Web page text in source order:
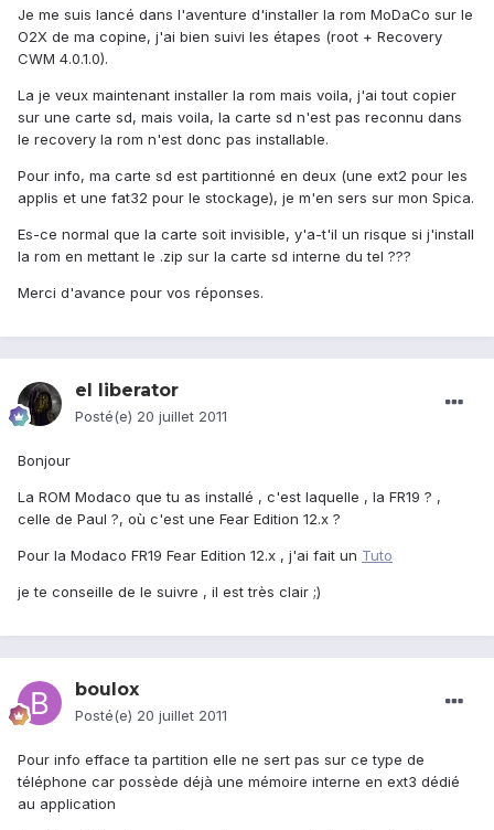
Je me suis lancé dans l'aventure d'installer la rom MoDaCo sur le
O2X de ma copine, j'ai bien suivi les étapes (root + Recovery
CWM 4.0.1.0).
La je veux maintenant installer la rom mais voila, j'ai tout copier
sur une carte sd, mais voila, la carte sd n'est pas reconnu dans
le recovery la rom n'est donc pas installable.
Pour info, ma carte sd est partitionné en deux (une ext2 pour les
applis et une fat32 pour le stockage), je m'en sers sur mon Spica.
Es-ce normal que la carte soit invisible, y'a-t'il un risque si j'install
la rom en mettant le .zip sur la carte sd interne du tel ???
Merci d'avance pour vos réponses.
el liberator
Posté(e) 20 juillet 2011
Bonjour
La ROM Modaco que tu as installé , c'est laquelle , la FR19 ? ,
celle de Paul ?, où c'est une Fear Edition 12.x ?
Pour la Modaco FR19 Fear Edition 12.x , j'ai fait un Tuto
je te conseille de le suivre , il est très clair ;)
boulox
Posté(e) 20 juillet 2011
Pour info efface ta partition elle ne sert pas sur ce type de
téléphone car possède déjà une mémoire interne en ext3 dédié
au application